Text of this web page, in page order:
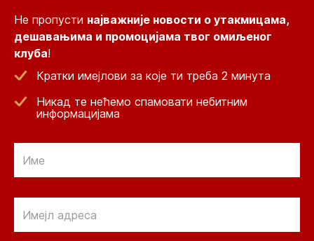
Не пропусти најважније новости о утакмицама,
дешавањима и промоцијама твог омиљеног
клуба!
Кратки имејлови за које ти треба 2 минута
Никад те нећемо спамовати небитним
информацијама